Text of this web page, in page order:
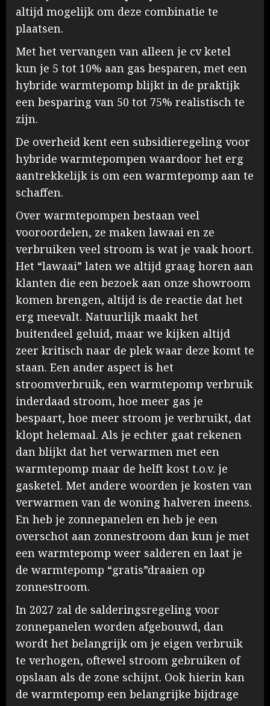
altijd mogelijk om deze combinatie te
plaatsen.
Met het vervangen van alleen je cv ketel
kun je 5 tot 10% aan gas besparen, met een
hybride warmtepomp blijkt in de praktijk
een besparing van 50 tot 75% realistisch te
zijn.
De overheid kent een subsidieregeling voor
hybride warmtepompen waardoor het erg
aantrekkelijk is om een warmtepomp aan te
schaffen.
Over warmtepompen bestaan veel
vooroordelen, ze maken lawaai en ze
verbruiken veel stroom is wat je vaak hoort.
Het “lawaai” laten we altijd graag horen aan
klanten die een bezoek aan onze showroom
komen brengen, altijd is de reactie dat het
erg meevalt. Natuurlijk maakt het
buitendeel geluid, maar we kijken altijd
zeer kritisch naar de plek waar deze komt te
staan. Een ander aspect is het
stroomverbruik, een warmtepomp verbruik
inderdaad stroom, hoe meer gas je
bespaart, hoe meer stroom je verbruikt, dat
klopt helemaal. Als je echter gaat rekenen
dan blijkt dat het verwarmen met een
warmtepomp maar de helft kost t.o.v. je
gasketel. Met andere woorden je kosten van
verwarmen van de woning halveren ineens.
En heb je zonnepanelen en heb je een
overschot aan zonnestroom dan kun je met
een warmtepomp weer salderen en laat je
de warmtepomp “gratis”draaien op
zonnestroom.
In 2027 zal de salderingsregeling voor
zonnepanelen worden afgebouwd, dan
wordt het belangrijk om je eigen verbruik
te verhogen, oftewel stroom gebruiken of
opslaan als de zone schijnt. Ook hierin kan
de warmtepomp een belangrijke bijdrage